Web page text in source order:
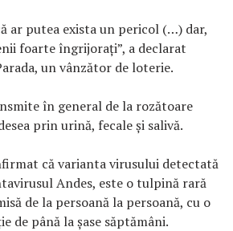
ar putea exista un pericol (…) dar,
foarte îngrijoraţi”, a declarat
un vânzător de loterie.
în general de la rozătoare
prin urină, fecale şi salivă.
că varianta virusului detectată
Andes, este o tulpină rară
de la persoană la persoană, cu o
de până la şase săptămâni.